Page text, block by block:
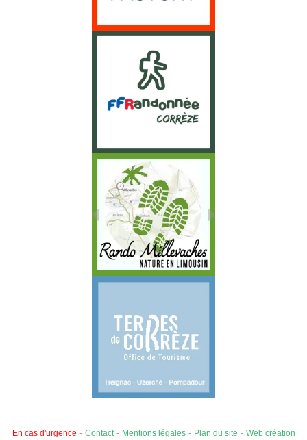
En cas d'urgence - Contact- Mentions légales- Plan du site - Web création